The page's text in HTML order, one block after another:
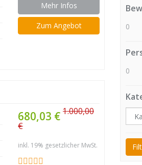
Mehr Infos
Zum Angebot
680,03 € 1.000,00
€
inkl. 19% gesetzlicher MwSt.
0
0